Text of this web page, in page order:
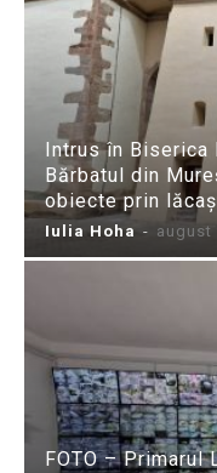
Intrus în Biserica
Bărbatul din
obiecte prin
Iulia Hoha - august
FOTO – Primarul